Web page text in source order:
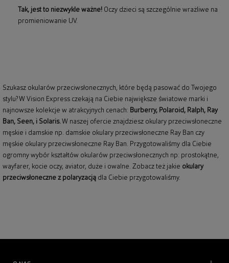
Tak, jest to niezwykle ważne! Oczy dzieci są szczególnie wrażliwe na
promieniowanie UV.
Szukasz okularów przeciwsłonecznych, które będą pasować do Twojego
stylu? W Vision Express czekają na Ciebie największe światowe marki i
najnowsze kolekcje w atrakcyjnych cenach: Burberry, Polaroid , Ralph, Ray
Ban, Seen, i Solaris.W naszej ofercie znajdziesz okulary przeciwsłoneczne
męskie i damskie np. damskie okulary przeciwsłoneczne Ray Ban czy
męskie okulary przeciwsłoneczne Ray Ban. Przygotowaliśmy dla Ciebie
ogromny wybór kształtów okularów przeciwsłonecznych np: prostokątne,
wayfarer, kocie oczy, aviator, duże i owalne. Zobacz też jakie okulary
przeciwsłoneczne z polaryzacją dla Ciebie przygotowaliśmy.